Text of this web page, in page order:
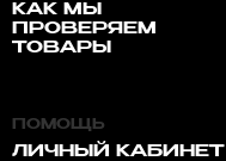
КАК МЫ
ПРОВЕРЯЕМ
ТОВАРЫ
ПОМОЩЬ
ЛИЧНЫЙ КАБИНЕТ